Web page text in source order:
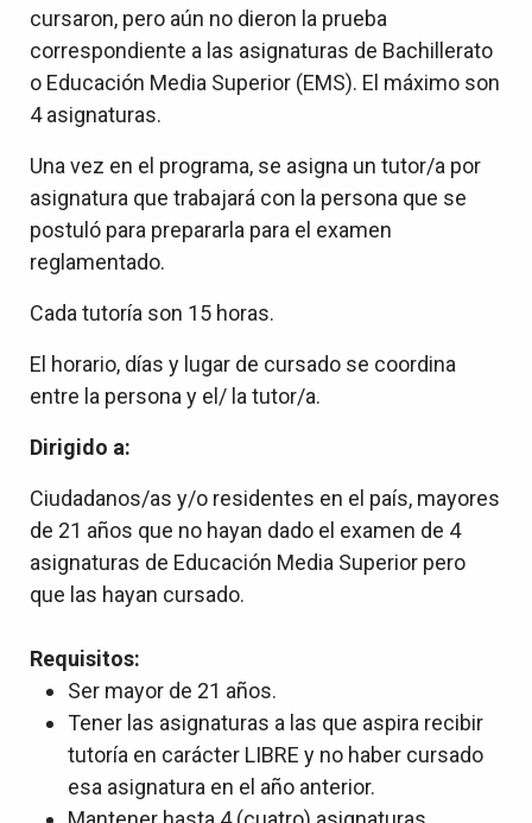
cursaron, pero aún no dieron la prueba
correspondiente a las asignaturas de Bachillerato
o Educación Media Superior (EMS). El máximo son
4 asignaturas.
Una vez en el programa, se asigna un tutor/a por
asignatura que trabajará con la persona que se
postuló para prepararla para el examen
reglamentado.
Cada tutoría son 15 horas.
El horario, días y lugar de cursado se coordina
entre la persona y el/ la tutor/a.
Dirigido a:
Ciudadanos/as y/o residentes en el país, mayores
de 21 años que no hayan dado el examen de 4
asignaturas de Educación Media Superior pero
que las hayan cursado.
Requisitos:
Ser mayor de 21 años.
Tener las asignaturas a las que aspira recibir
tutoría en carácter LIBRE y no haber cursado
esa asignatura en el año anterior.